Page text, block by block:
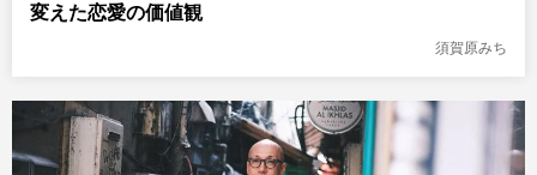
変えた恋愛の価値観
須賀原みち